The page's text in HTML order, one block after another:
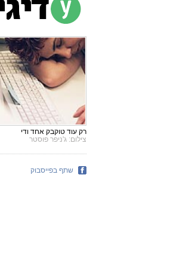
רק עוד טוקבק אחד ודי
צילום: ג'ניפר פוסטר
שתף בפייסבוק